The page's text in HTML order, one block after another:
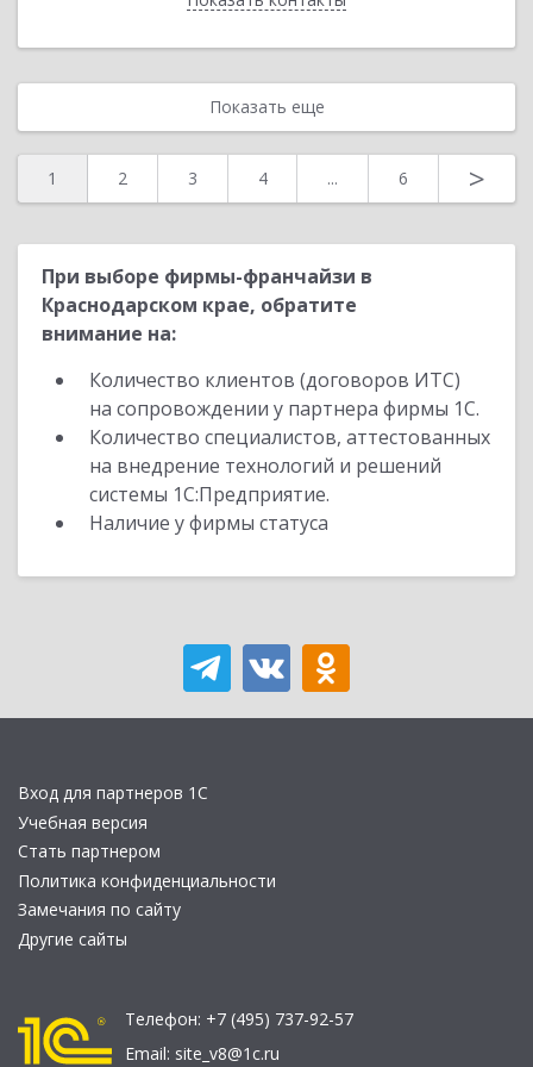
Показать еще
1 2 3 4 ... 6 >
При выборе фирмы-франчайзи в
Краснодарском крае, обратите
внимание на:
Количество клиентов (договоров ИТС)
на сопровождении у партнера фирмы 1С.
Количество специалистов, аттестованных
на внедрение технологий и решений
системы 1С:Предприятие.
Наличие у фирмы статуса
Вход для партнеров 1С
Учебная версия
Стать партнером
Политика конфиденциальности
Замечания по сайту
Другие сайты
Телефон: +7 (495) 737-92-57
Email: site_v8@1c.ru